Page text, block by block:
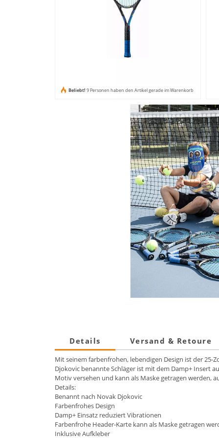
Beliebt! 9 Personen haben den Artikel gerade im Warenkorb
Details Versand & Retoure
Mit seinem farbenfrohen, lebendigen Design ist der 25-
Djokovic benannte Schläger ist mit dem Damp+ Insert
Motiv versehen und kann als Maske getragen werden,
Details:
Benannt nach Novak Djokovic
Farbenfrohes Design
Damp+ Einsatz reduziert Vibrationen
Farbenfrohe Header-Karte kann als Maske getragen
Inklusive Aufkleber